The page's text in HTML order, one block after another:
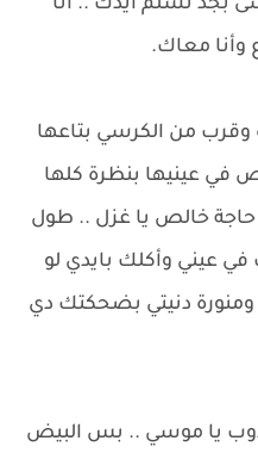
بجد تسلم ايدك .. أنا
معاك.
من الكرسي بتاعها
عينيها بنظرة كلها
خالص يا غزل .. طول
في عيني وأكلك بايدي لو
دنيتي بضحكتك دي
يا موسي .. بس البيض